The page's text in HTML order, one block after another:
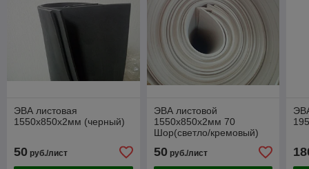
ЭВА листовая
1550х850х2мм (черный)
50 руб./лист
ЭВА листовой
1550х850х2мм 70
Шор(светло/кремовый)
50руб./лист